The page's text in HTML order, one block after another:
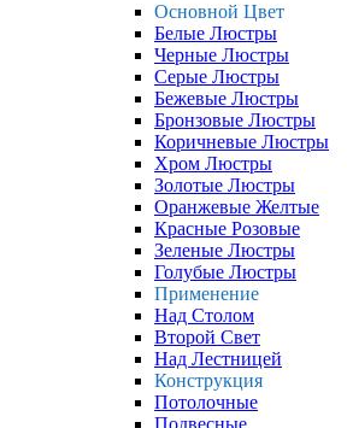
Основной Цвет
Белые Люстры
Черные Люстры
Серые Люстры
Бежевые Люстры
Бронзовые Люстры
Коричневые Люстры
Хром Люстры
Золотые Люстры
Оранжевые Желтые
Красные Розовые
Зеленые Люстры
Голубые Люстры
Применение
Над Столом
Второй Свет
Над Лестницей
Конструкция
Потолочные
Подвесные